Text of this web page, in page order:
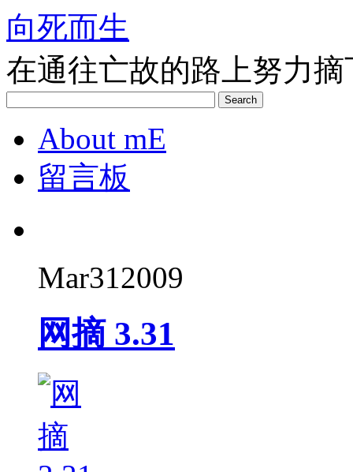
向死而生
在通往亡故的路上努力
Search
About mE
留言板
Mar312009
网摘 3.31